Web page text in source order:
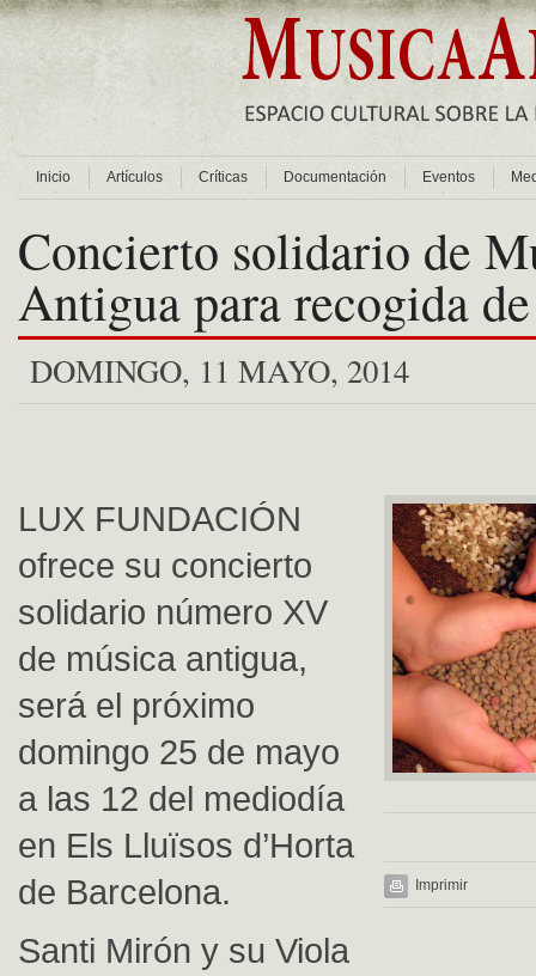
Inicio Artículos Críticas Documentación Eventos
Concierto solidario de
Antigua para recogida
DOMINGO, 11 MAYO, 2014
Imprimir
LUX FUNDACIÓN
ofrece su concierto
solidario número XV
de música antigua,
será el próximo
domingo 25 de mayo
a las 12 del mediodía
en Els Lluïsos d’Horta
de Barcelona.
Santi Mirón y su Viola